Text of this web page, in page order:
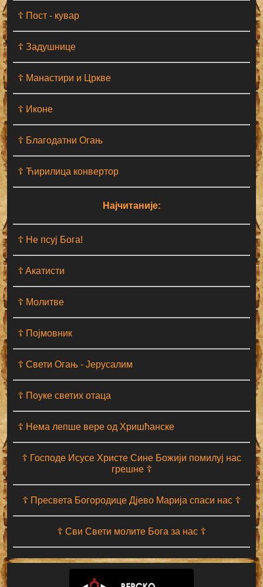
☦ Пост - кувар
☦ Задушнице
☦ Манастири и Цркве
☦ Иконе
☦ Благодатни Огањ
☦ Ћирилица конвертор
Најчитаније:
☦ Не псуј Бога!
☦ Aкатисти
☦ Молитве
☦ Појмовник
☦ Свети Огањ - Јерусалим
☦ Поуке светих отаца
☦ Нема лепше вере од Хришћанске
☦ Господе Исусе Христе Сине Божији помилуј нас
грешне ☦
☦ Пресвета Богородице Дјево Марија спаси нас ☦
☦ Сви Свети молите Бога за нас ☦